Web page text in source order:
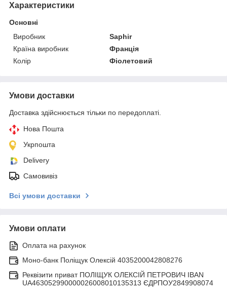
Характеристики
Основні
Виробник
Saphir
Країна виробник
Франція
Колір
Фіолетовий
Умови доставки
Доставка здійснюється тільки по передоплаті.
Нова Пошта
Укрпошта
Delivery
Самовивіз
Всі умови доставки
Умови оплати
Оплата на рахунок
Моно-банк Поліщук Олексій 4035200042808276
Реквізити приват ПОЛІЩУК ОЛЕКСІЙ ПЕТРОВИЧ IBAN
UA463052990000026008010135313 ЄДРПОУ2849908074